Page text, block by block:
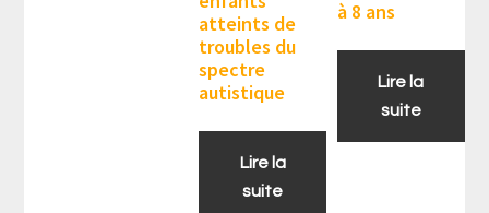
atteints de
troubles du
spectre
autistique
Lire la
suite
à 8 ans
Lire la
suite